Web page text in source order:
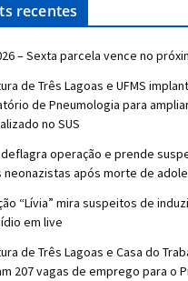
recentes
– Sexta parcela vence no
de Três Lagoas e UFMS
de Pneumologia para
no SUS
operação e prende
neonazistas após morte de
“Lívia” mira suspeitos de
em live
de Três Lagoas e Casa do
207 vagas de emprego para o